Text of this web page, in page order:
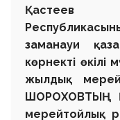
Қастеев
заманауи
көрнекті өкілі
жылдық
ШОРОХОВТЫҢ
мерейтойлық